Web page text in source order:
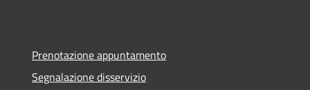
Prenotazione appuntamento
Segnalazione disservizio